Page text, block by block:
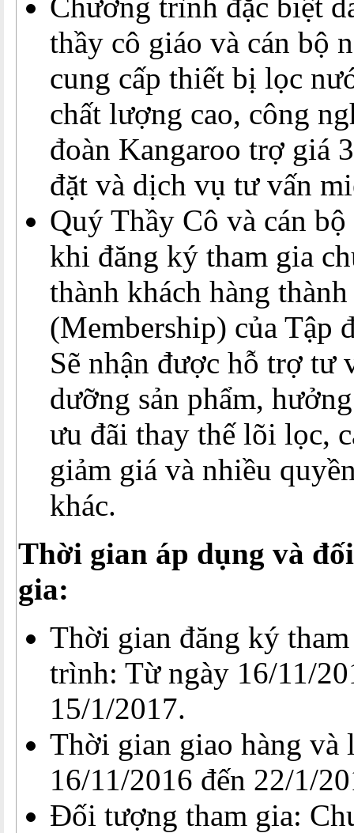
thầy cô giáo và cán bộ
cung cấp thiết bị lọc
chất lượng cao, công
đoàn Kangaroo trợ giá
đặt và dịch vụ tư vấn
Quý Thầy Cô và cán
khi đăng ký tham gia
thành khách hàng
(Membership) của Tập
Sẽ nhận được hỗ trợ tư
dưỡng sản phẩm,
ưu đãi thay thế lõi lọc,
giảm giá và nhiều
khác.
Thời gian áp dụng và
gia:
Thời gian đăng ký
trình: Từ ngày 16/11/
15/1/2017.
Thời gian giao hàng và
16/11/2016 đến 22/1/
Đối tượng tham gia: